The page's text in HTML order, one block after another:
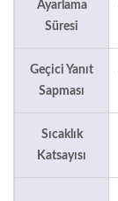
Ayarlama
Süresi
Geçici Yanıt
Sapması
Sıcaklık
Katsayısı